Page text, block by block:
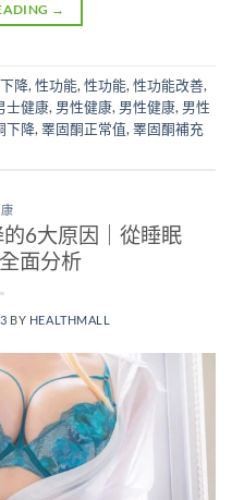
→
降, 性功能, 性功能, 性功能改善,
士健康, 男性健康, 男性健康, 男性
下降, 睪固酮正常值, 睪固酮補充
6大原因｜從睡眠
面分析
BY HEALTHMALL